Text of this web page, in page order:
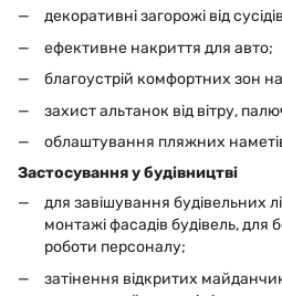
декоративні загорожі від
ефективне накриття для авто;
благоустрій комфортних зон на
захист альтанок від вітру,
облаштування пляжних
Застосування у будівництві
для завішування будівельних
монтажі фасадів будівель, для
роботи персоналу;
затінення відкритих